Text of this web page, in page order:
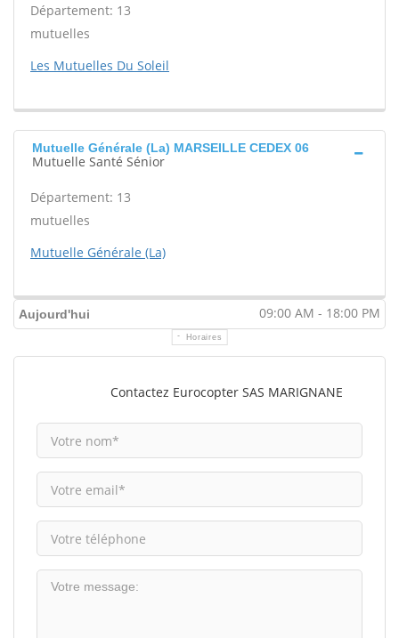
Département: 13
mutuelles
Les Mutuelles Du Soleil
Mutuelle Générale (La) MARSEILLE CEDEX 06
Mutuelle Santé Sénior
Département: 13
mutuelles
Mutuelle Générale (La)
Aujourd'hui 09:00 AM - 18:00 PM
Horaires
Contactez Eurocopter SAS MARIGNANE